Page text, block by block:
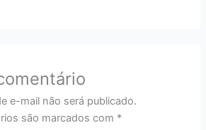
e-mail não será publicado.
são marcados com *